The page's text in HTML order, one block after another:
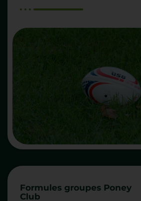
Formules groupes Poney
Club